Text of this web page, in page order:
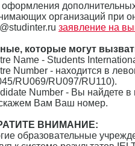
организаций при
заявление на
которые могут
Name - Students
Number - находится в
RU069/RU097/RU110).
Number - Вы найдете
Вам Ваш номер.
ВНИМАНИЕ:
образовательные